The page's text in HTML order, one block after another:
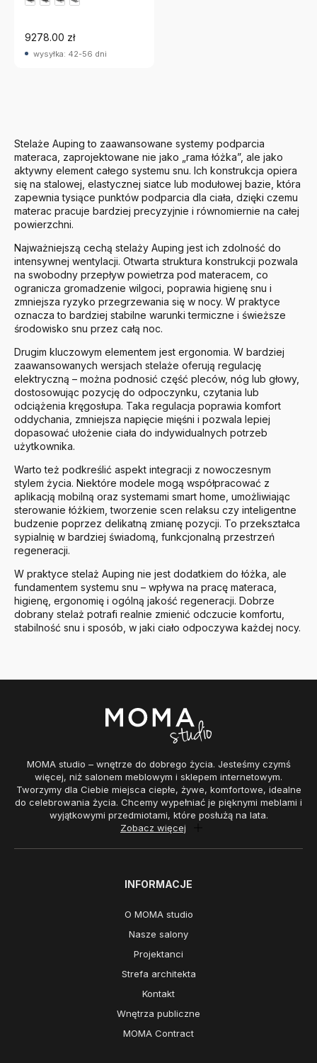
9278.00 zł
wysyłka: 42-56 dni
Stelaże Auping to zaawansowane systemy podparcia
materaca, zaprojektowane nie jako „rama łóżka”, ale jako
aktywny element całego systemu snu. Ich konstrukcja opiera
się na stalowej, elastycznej siatce lub modułowej bazie, która
zapewnia tysiące punktów podparcia dla ciała, dzięki czemu
materac pracuje bardziej precyzyjnie i równomiernie na całej
powierzchni.
Najważniejszą cechą stelaży Auping jest ich zdolność do
intensywnej wentylacji. Otwarta struktura konstrukcji pozwala
na swobodny przepływ powietrza pod materacem, co
ogranicza gromadzenie wilgoci, poprawia higienę snu i
zmniejsza ryzyko przegrzewania się w nocy. W praktyce
oznacza to bardziej stabilne warunki termiczne i świeższe
środowisko snu przez całą noc.
Drugim kluczowym elementem jest ergonomia. W bardziej
zaawansowanych wersjach stelaże oferują regulację
elektryczną – można podnosić część pleców, nóg lub głowy,
dostosowując pozycję do odpoczynku, czytania lub
odciążenia kręgosłupa. Taka regulacja poprawia komfort
oddychania, zmniejsza napięcie mięśni i pozwala lepiej
dopasować ułożenie ciała do indywidualnych potrzeb
użytkownika.
Warto też podkreślić aspekt integracji z nowoczesnym
stylem życia. Niektóre modele mogą współpracować z
aplikacją mobilną oraz systemami smart home, umożliwiając
sterowanie łóżkiem, tworzenie scen relaksu czy inteligentne
budzenie poprzez delikatną zmianę pozycji. To przekształca
sypialnię w bardziej świadomą, funkcjonalną przestrzeń
regeneracji.
W praktyce stelaż Auping nie jest dodatkiem do łóżka, ale
fundamentem systemu snu – wpływa na pracę materaca,
higienę, ergonomię i ogólną jakość regeneracji. Dobrze
dobrany stelaż potrafi realnie zmienić odczucie komfortu,
stabilność snu i sposób, w jaki ciało odpoczywa każdej nocy.
MOMA studio – wnętrze do dobrego życia. Jesteśmy czymś
więcej, niż salonem meblowym i sklepem internetowym.
Tworzymy dla Ciebie miejsca ciepłe, żywe, komfortowe, idealne
do celebrowania życia. Chcemy wypełniać je pięknymi meblami i
wyjątkowymi przedmiotami, które posłużą na lata.
Zobacz więcej
INFORMACJE
O MOMA studio
Nasze salony
Projektanci
Strefa architekta
Kontakt
Wnętrza publiczne
MOMA Contract